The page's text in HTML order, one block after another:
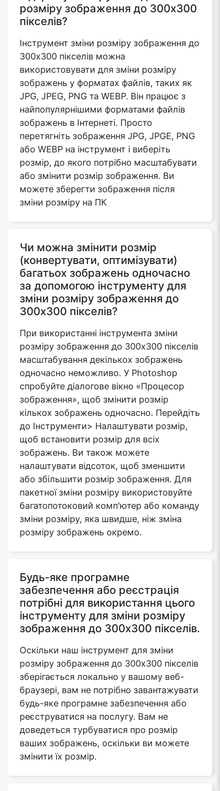
розміру зображення до 300x300
пікселів?
Інструмент зміни розміру зображення до
300x300 пікселів можна
використовувати для зміни розміру
зображень у форматах файлів, таких як
JPG, JPEG, PNG та WEBP. Він працює з
найпопулярнішими форматами файлів
зображень в Інтернеті. Просто
перетягніть зображення JPG, JPGE, PNG
або WEBP на інструмент і виберіть
розмір, до якого потрібно масштабувати
або змінити розмір зображення. Ви
можете зберегти зображення після
зміни розміру на ПК
Чи можна змінити розмір
(конвертувати, оптимізувати)
багатьох зображень одночасно
за допомогою інструменту для
зміни розміру зображення до
300x300 пікселів?
При використанні інструмента зміни
розміру зображення до 300x300 пікселів
масштабування декількох зображень
одночасно неможливо. У Photoshop
спробуйте діалогове вікно «Процесор
зображення», щоб змінити розмір
кількох зображень одночасно. Перейдіть
до Інструменти> Налаштувати розмір,
щоб встановити розмір для всіх
зображень. Ви також можете
налаштувати відсоток, щоб зменшити
або збільшити розмір зображення. Для
пакетної зміни розміру використовуйте
багатопотоковий комп'ютер або команду
зміни розміру, яка швидше, ніж зміна
розміру зображень окремо.
Будь-яке програмне
забезпечення або реєстрація
потрібні для використання цього
інструменту для зміни розміру
зображення до 300x300 пікселів.
Оскільки наш інструмент для зміни
розміру зображення до 300x300 пікселів
зберігається локально у вашому веб-
браузері, вам не потрібно завантажувати
будь-яке програмне забезпечення або
реєструватися на послугу. Вам не
доведеться турбуватися про розмір
ваших зображень, оскільки ви можете
змінити їх розмір.